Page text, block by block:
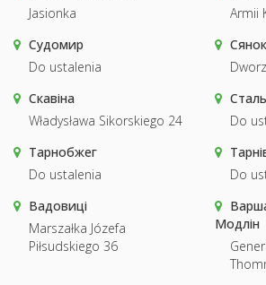
Jasionka
Armii
Судомир
Do ustalenia
Сянок
Скавіна
Władysława Sikorskiego 24
Do
Тарнобжег
Do ustalenia
Do
Вадовиці
Marszałka Józefa
Piłsudskiego 36
Модлін